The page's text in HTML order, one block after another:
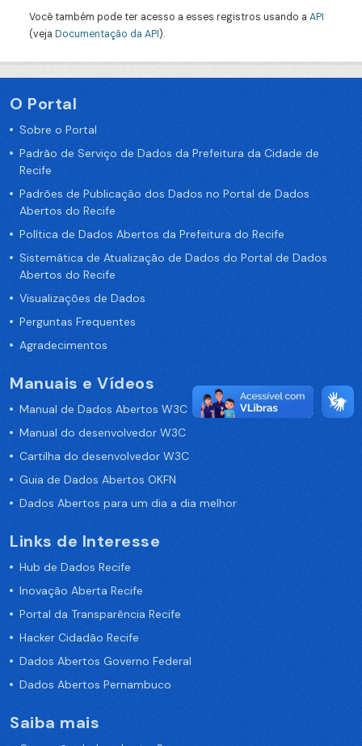
Você também pode ter acesso a esses registros usando a API
(veja Documentação da API).
O Portal
Sobre o Portal
Padrão de Serviço de Dados da Prefeitura da Cidade de
Recife
Padrões de Publicação dos Dados no Portal de Dados
Abertos do Recife
Política de Dados Abertos da Prefeitura do Recife
Sistemática de Atualização de Dados do Portal de Dados
Abertos do Recife
Visualizações de Dados
Perguntas Frequentes
Agradecimentos
Manuais e Vídeos
Manual de Dados Abertos W3C
Manual do desenvolvedor W3C
Cartilha do desenvolvedor W3C
Guia de Dados Abertos OKFN
Dados Abertos para um dia a dia melhor
Links de Interesse
Hub de Dados Recife
Inovação Aberta Recife
Portal da Transparência Recife
Hacker Cidadão Recife
Dados Abertos Governo Federal
Dados Abertos Pernambuco
Saiba mais